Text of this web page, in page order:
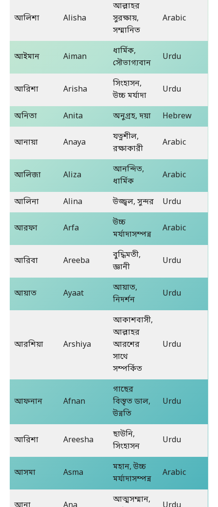
আলিশা Alisha
আল্লাহর
সুরক্ষায়,
সম্মানিত
Arabic
আইমান Aiman
ধার্মিক,
সৌভাগ্যবান
Urdu
আরিশা Arisha
সিংহাসন,
উচ্চ মর্যাদা
Urdu
অনিতা Anita অনুগ্রহ, দয়া Hebrew
আনায়া Anaya
যত্নশীল,
রক্ষাকারী
Arabic
আলিজা Aliza
আনন্দিত,
ধার্মিক
Arabic
আলিনা Alina উজ্জ্বল, সুন্দর Urdu
আরফা Arfa
উচ্চ
মর্যাদাসম্পন্ন
Arabic
আরিবা Areeba
বুদ্ধিমতী,
জ্ঞানী
Urdu
আয়াত Ayaat
আয়াত,
নিদর্শন
Urdu
আরশিয়া Arshiya
আকাশবাসী,
আল্লাহর
আরশের
সাথে
সম্পর্কিত
Urdu
আফনান Afnan
গাছের
বিস্তৃত ডাল,
উন্নতি
Urdu
আরিশা Areesha
ছাউনি,
সিংহাসন
Urdu
আসমা Asma
মহান, উচ্চ
মর্যাদাসম্পন্ন
Arabic
আত্মসম্মান,